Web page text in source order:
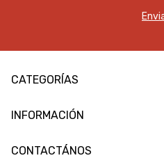
CATEGORÍAS
INFORMACIÓN
CONTACTÁNOS